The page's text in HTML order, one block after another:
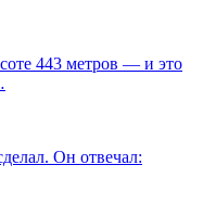
443 метров — и это
Он отвечал: